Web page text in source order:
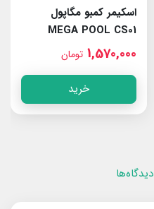
اسکیمر کمبو مگاپول
MEGA POOL CS01
1,570,000 تومان
خرید
دیدگاه‌ها